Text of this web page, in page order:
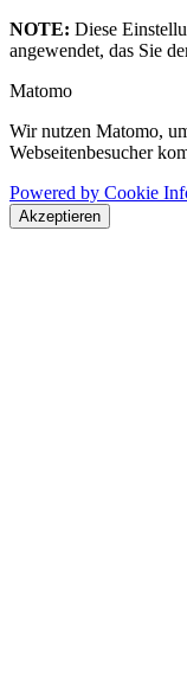
NOTE: Diese
angewendet, das Sie
Matomo
Wir nutzen Matomo,
Webseitenbesucher
Powered by Cookie
Akzeptieren